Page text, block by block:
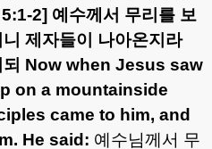
2] 예수께서 무리를 보
제자들이 나아온지라
Now when Jesus saw
on a mountainside
came to him, and
He said: 예수님께서 무